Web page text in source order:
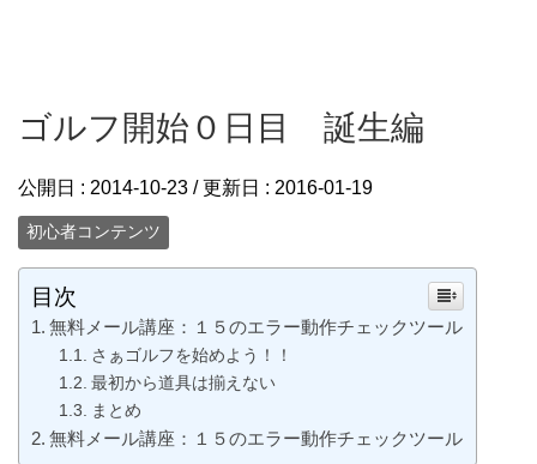
ゴルフ開始０日目 誕生編
公開日 : 2014-10-23 / 更新日 : 2016-01-19
初心者コンテンツ
目次
無料メール講座：１５のエラー動作チェックツール
さぁゴルフを始めよう！！
最初から道具は揃えない
まとめ
無料メール講座：１５のエラー動作チェックツール